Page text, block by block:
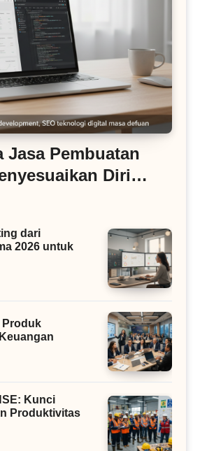
Jasa Pembuatan
Diri
SEO Masa
dari
2026 untuk
Produk
Kunci
Produktivitas